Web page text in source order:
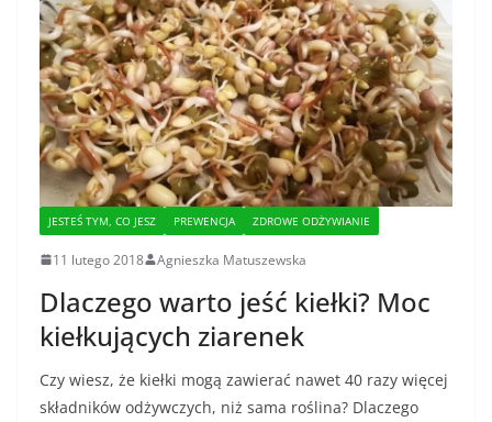
JESTEŚ TYM, CO JESZ PREWENCJA ZDROWE ODŻYWIANIE
11 lutego 2018 Agnieszka Matuszewska
Dlaczego warto jeść kiełki? Moc
kiełkujących ziarenek
Czy wiesz, że kiełki mogą zawierać nawet 40 razy więcej
składników odżywczych, niż sama roślina? Dlaczego